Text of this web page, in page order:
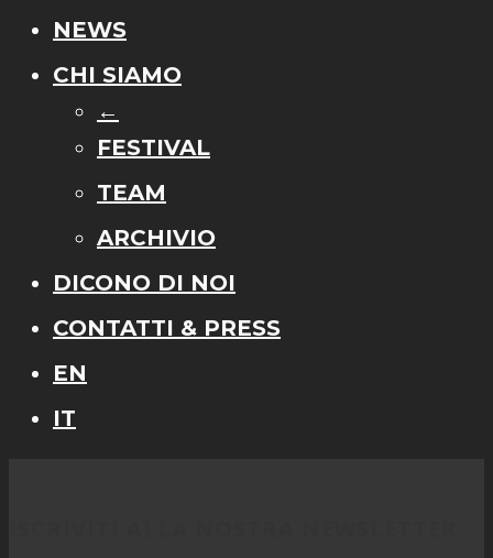
NEWS
CHI SIAMO
←
FESTIVAL
TEAM
ARCHIVIO
DICONO DI NOI
CONTATTI & PRESS
EN
IT